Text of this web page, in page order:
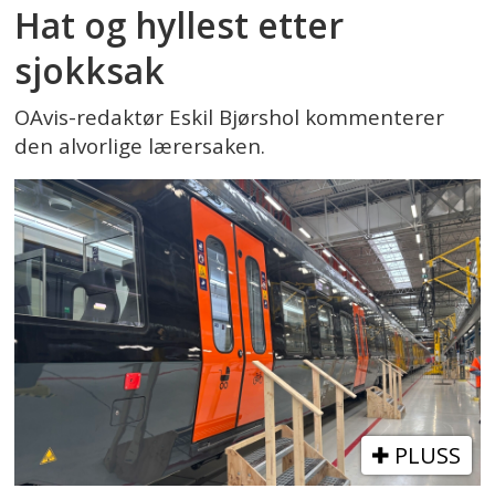
Hat og hyllest etter
sjokksak
OAvis-redaktør Eskil Bjørshol kommenterer
den alvorlige lærersaken.
PLUSS